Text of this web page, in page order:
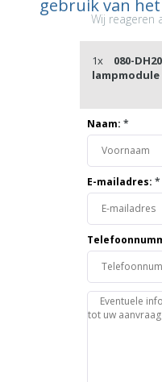
gebruik van
Wij reageren
1x
080-
lampmodule
Naam: *
E-mailadres: *